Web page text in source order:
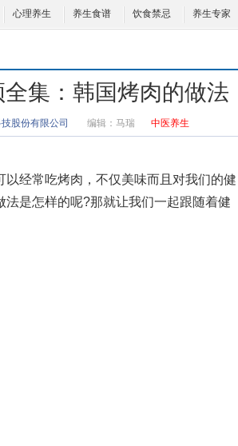
心理养生 养生食谱 饮食禁忌 养生专家
全集：韩国烤肉的做法
股份有限公司 编辑： 马瑞 中医养生
以经常吃烤肉，不仅美味而且对我们的健
法是怎样的呢?那就让我们一起跟随着健